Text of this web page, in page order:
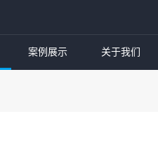
案例展示 关于我们